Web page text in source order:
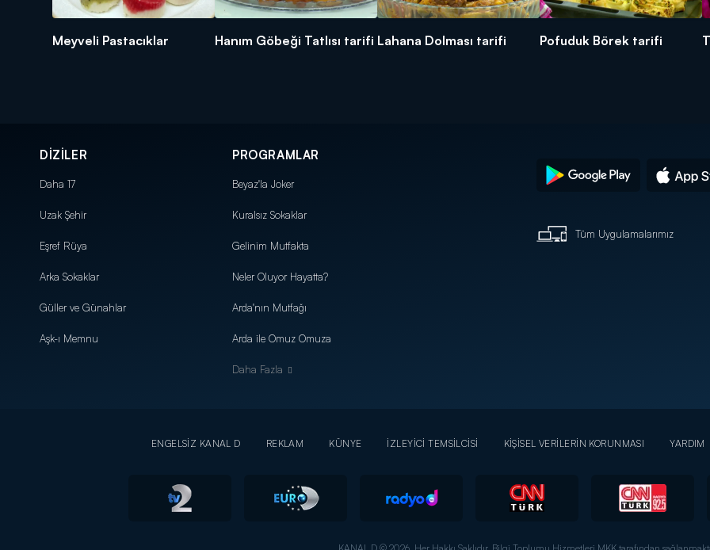
Meyveli Pastacıklar Hanım Göbeği Tatlısı tarifi Lahana Dolması tarifi Pofuduk Börek tarifi
DİZİLER
Daha 17
Uzak Şehir
Eşref Rüya
Arka Sokaklar
Güller ve Günahlar
Aşk-ı Memnu
PROGRAMLAR
Beyaz'la Joker
Kuralsız Sokaklar
Gelinim Mutfakta
Neler Oluyor Hayatta?
Arda'nın Mutfağı
Arda ile Omuz Omuza
Daha Fazla
Tüm Uygulamalarımız
ENGELSİZ KANAL D REKLAM KÜNYE İZLEYİCİ TEMSİLCİSİ KİŞİSEL VERİLERİN KORUNMASI YARDIM